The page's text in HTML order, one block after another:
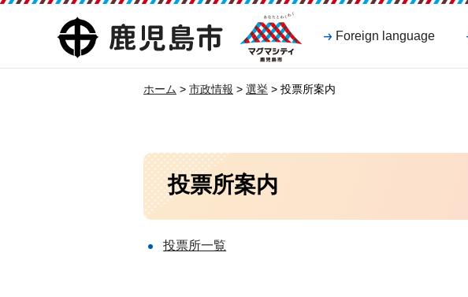
鹿児島市
マグマシティ
鹿児島市
Foreign language
ホーム > 市政情報 > 選挙 > 投票所案内
投票所案内
投票所一覧